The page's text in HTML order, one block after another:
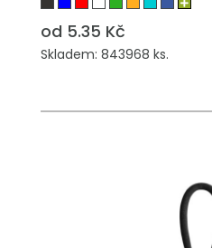
od 5.35 Kč
Skladem: 843968 ks.